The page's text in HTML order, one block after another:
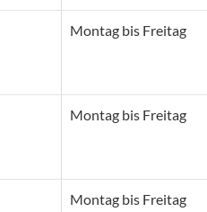
Montag bis Freitag
Montag bis Freitag
Montag bis Freitag